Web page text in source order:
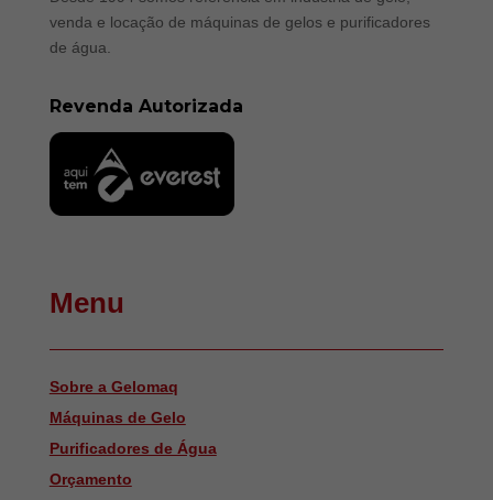
venda e locação de máquinas de gelos e purificadores
de água.
Revenda Autorizada
Menu
Sobre a Gelomaq
Máquinas de Gelo
Purificadores de Água
Orçamento